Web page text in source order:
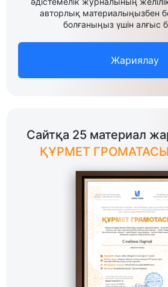
авторлық материалыңызбен
болғаныңыз үшін алғыс
Жариялау
Сайтқа 25 материал
ҚҰРМЕТ